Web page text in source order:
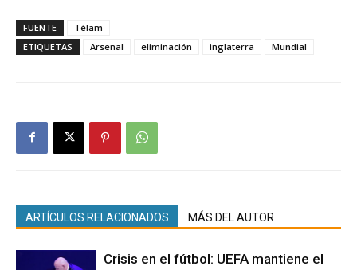
FUENTE
Télam
ETIQUETAS
Arsenal eliminación inglaterra Mundial
ARTÍCULOS RELACIONADOS MÁS DEL AUTOR
Crisis en el fútbol: UEFA mantiene el